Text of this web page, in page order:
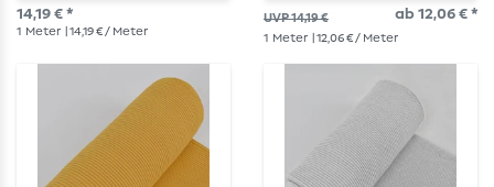
14,19 € *
1 Meter | 14,19 € / Meter
UVP 14,19 € ab 12,06 € *
1 Meter | 12,06 € / Meter